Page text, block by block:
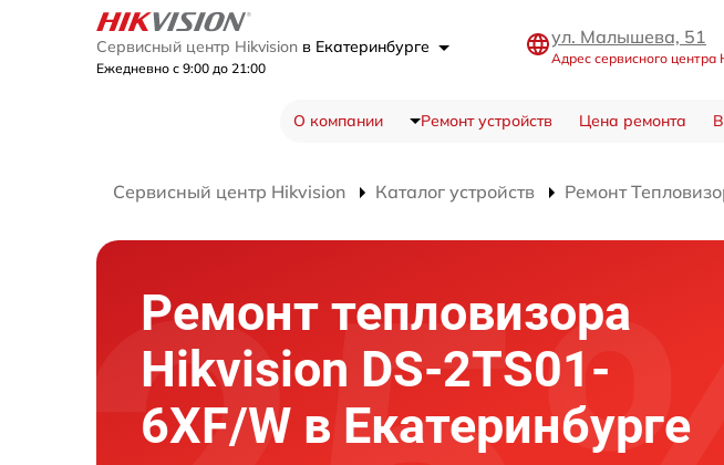
Сервисный центр Hikvision в Екатеринбурге
Ежедневно с 9:00 до 21:00
ул. Малышева, 51
Адрес сервисного центра
О компании Ремонт устройств Цена ремонта
Сервисный центр Hikvision Каталог устройств Ремонт
Ремонт тепловизора
Hikvision DS-2TS01-
6XF/W в Екатеринбурге